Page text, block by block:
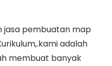
jasa pembuatan map
adalah
membuat banyak